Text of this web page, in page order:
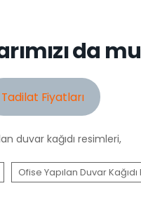
da
Tadilat Fiyatları
duvar kağıdı resimleri,
Ofise Yapılan Duvar